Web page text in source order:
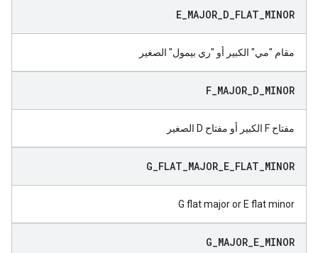
E MAJOR D FLAT MINOR
مقام "مي" الكبير أو "ري بيمول" الصغير
F MAJOR D MINOR
مفتاح F الكبير أو مفتاح D الصغير
G FLAT MAJOR E FLAT MINOR
G flat major or E flat minor
G MAJOR E MINOR